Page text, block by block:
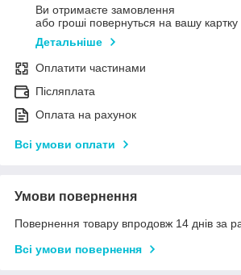
Ви отримаєте замовлення
або гроші повернуться на вашу картку
Детальніше
Оплатити частинами
Післяплата
Оплата на рахунок
Всі умови оплати
Умови повернення
Повернення товару впродовж 14 днів за
Всі умови повернення